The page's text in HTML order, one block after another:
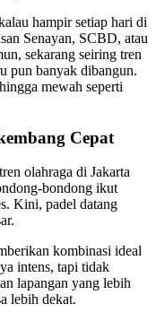
hampir setiap hari di
Senayan, SCBD, atau
sekarang seiring tren
pun banyak dibangun.
mewah seperti
Cepat
olahraga di Jakarta
bondong ikut
Kini, padel datang
kombinasi ideal
intens, tapi tidak
lapangan yang lebih
lebih dekat.